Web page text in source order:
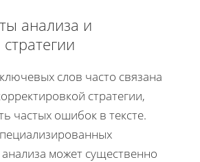
анализа и
слов часто связана
стратегии,
частых ошибок в тексте.
может существенно